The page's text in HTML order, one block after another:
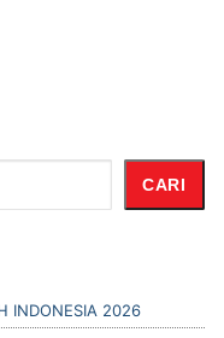
CARI
INDONESIA 2026